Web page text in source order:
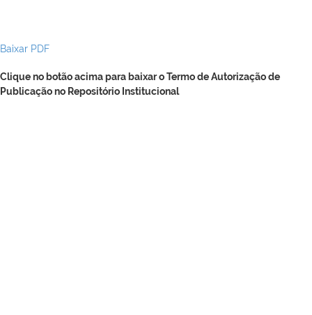
Baixar PDF
Clique no botão acima para baixar o Termo de Autorização de
Publicação no Repositório Institucional